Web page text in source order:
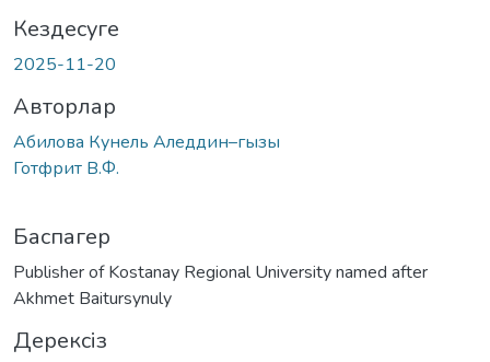
Кездесуге
2025-11-20
Авторлар
Абилова Кунель Аледдин–гызы
Готфрит В.Ф.
Баспагер
Publisher of Kostanay Regional University named after
Akhmet Baitursynuly
Дерексіз